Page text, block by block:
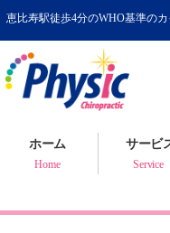
恵比寿駅徒歩4分のWHO基準の
ホーム
Home
サービ
Service
カイロプ
WHOが
健康判断